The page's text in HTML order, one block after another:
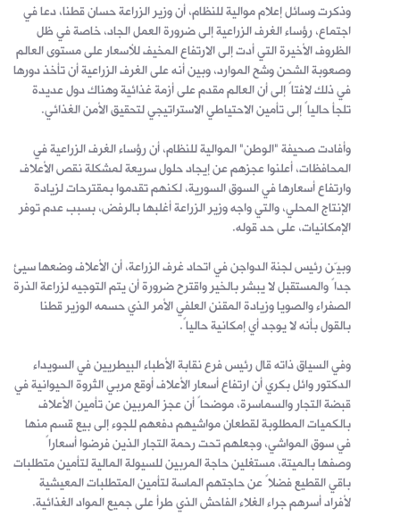
وذكرت وسائل إعلام موالية للنظام، أن وزير الزراعة حسان قطنا، دعا في
اجتماع، رؤساء الغرف الزراعية إلى ضرورة العمل الجاد، خاصة في ظل
الظروف الأخيرة التي أدت إلى الارتفاع المخيف للأسعار على مستوى العالم
وصعوبة الشحن وشح الموارد، وبين أنه على الغرف الزراعية أن تأخذ دورها
في ذلك لافتاً إلى أن العالم مقدم على أزمة غذائية وهناك دول عديدة
تلجأ حالياً إلى تأمين الاحتياطي الاستراتيجي لتحقيق الأمن الغذائي.
وأفادت صحيفة "الوطن" الموالية للنظام، أن رؤساء الغرف الزراعية في
المحافظات، أعلنوا عجزهم عن إيجاد حلول سريعة لمشكلة نقص الأعلاف
وارتفاع أسعارها في السوق السورية، لكنهم تقدموا بمقترحات لزيادة
الإنتاج المحلي، والتي واجه وزير الزراعة أغلبها بالرفض، بسبب عدم توفر
الإمكانيات، على حد قوله.
وبيّن رئيس لجنة الدواجن في اتحاد غرف الزراعة، أن الأعلاف وضعها سيئ
جداً والمستقبل لا يبشر بالخير واقترح ضرورة أن يتم التوجيه لزراعة الذرة
الصفراء والصويا وزيادة المقنن العلفي الأمر الذي حسمه الوزير قطنا
بالقول بأنه لا يوجد أي إمكانية حالياً.
وفي السياق ذاته قال رئيس فرع نقابة الأطباء البيطريين في السويداء
الدكتور وائل بكري أن ارتفاع أسعار الأعلاف أوقع مربي الثروة الحيوانية في
قبضة التجار والسماسرة، موضحاً أن عجز المربين عن تأمين الأعلاف
بالكميات المطلوبة لقطعان مواشيهم دفعهم للجوء إلى بيع قسم منها
في سوق المواشي، وجعلهم تحت رحمة التجار الذين فرضوا أسعاراً
وصفها بالميتة، مستغلين حاجة المربين للسيولة المالية لتأمين متطلبات
باقي القطيع فضلاً عن حاجتهم الماسة لتأمين المتطلبات المعيشية
لأفراد أسرهم جراء الغلاء الفاحش الذي طرأ على جميع المواد الغذائية.